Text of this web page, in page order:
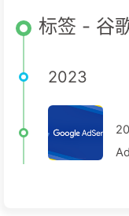
标签 - 谷
2023